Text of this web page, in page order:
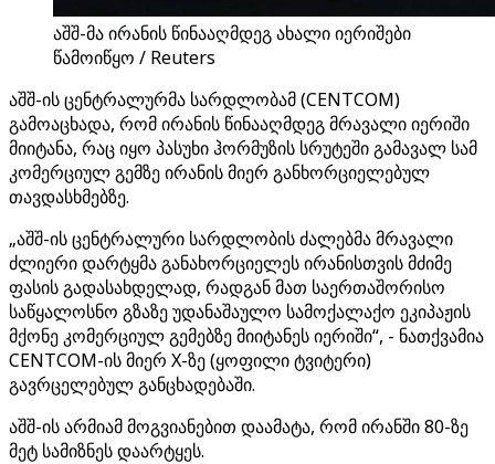
აშშ-მა ირანის წინააღმდეგ ახალი იერიშები
წამოიწყო / Reuters
აშშ-ის ცენტრალურმა სარდლობამ (CENTCOM)
გამოაცხადა, რომ ირანის წინააღმდეგ მრავალი იერიში
მიიტანა, რაც იყო პასუხი ჰორმუზის სრუტეში გამავალ სამ
კომერციულ გემზე ირანის მიერ განხორციელებულ
თავდასხმებზე.
„აშშ-ის ცენტრალური სარდლობის ძალებმა მრავალი
ძლიერი დარტყმა განახორციელეს ირანისთვის მძიმე
ფასის გადასახდელად, რადგან მათ საერთაშორისო
საწყალოსნო გზაზე უდანაშაულო სამოქალაქო ეკიპაჟის
მქონე კომერციულ გემებზე მიიტანეს იერიში“, - ნათქვამია
CENTCOM-ის მიერ X-ზე (ყოფილი ტვიტერი)
გავრცელებულ განცხადებაში.
აშშ-ის არმიამ მოგვიანებით დაამატა, რომ ირანში 80-ზე
მეტ სამიზნეს დაარტყეს.